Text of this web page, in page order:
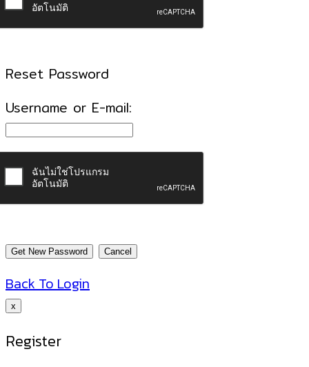
Reset Password
Username or E-mail:
Back To Login
x
Register